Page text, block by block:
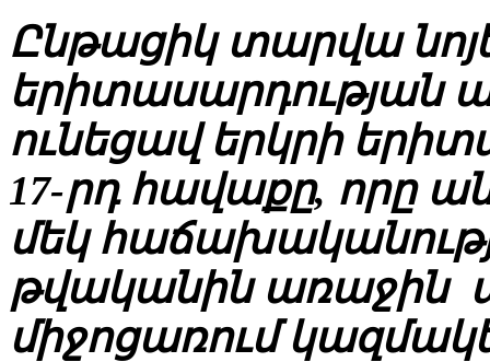
Ընթացիկ տարվա
երիտասարդության
ունեցավ երկրի
17-րդ հավաքը, որը
մեկ
թվականին առաջին
միջոցառում